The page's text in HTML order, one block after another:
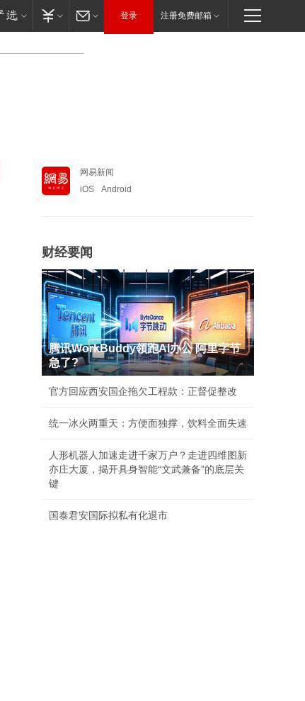
登录 注册免费邮箱
网易新闻
iOS
Android
财经要闻
腾讯WorkBuddy领跑AI办公 阿里字节
急了?
官方回应西安国企拖欠工程款：正督促整改
统一冰火两重天：方便面独撑，饮料全面失速
人形机器人加速走进千家万户？走进四维图新
亦庄大厦，揭开具身智能“文武兼备”的底层关
键
国泰君安国际拟私有化退市